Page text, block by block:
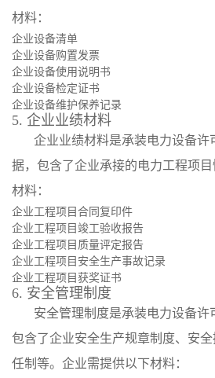
材料：
企业设备清单
企业设备购置发票
企业设备使用说明书
企业设备检定证书
企业设备维护保养记录
5. 企业业绩材料
企业业绩材料是承装电力设备许
据，包含了企业承接的电力工程项
材料：
企业工程项目合同复印件
企业工程项目竣工验收报告
企业工程项目质量评定报告
企业工程项目安全生产事故记录
企业工程项目获奖证书
6. 安全管理制度
安全管理制度是承装电力设备许
包含了企业安全生产规章制度、安
任制等。企业需提供以下材料：